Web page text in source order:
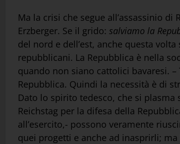
Ma la crisi che segue all’assassinio
Erzberger. Se il grido: salviamo la
del nord e dell’est, anche questa
repubblicani. La Repubblica è nella
quando non siano cattolici bavaresi.
Repubblica. Quindi la necessità è di
Dato lo spirito tedesco, che si plasma
Reichstag per la difesa della
all’esercito,- possono veramente
quei progetti e anche ad inasprirli;